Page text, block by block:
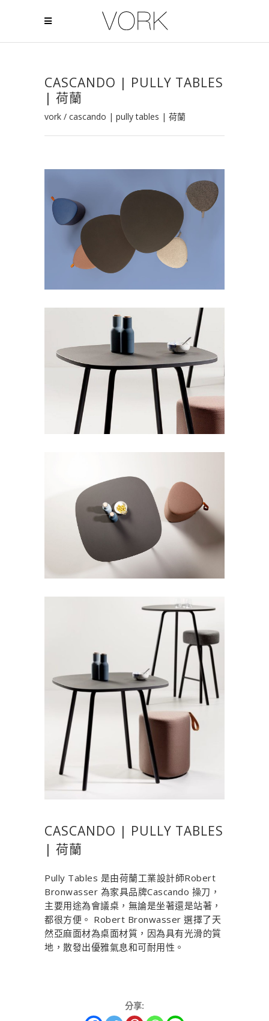
CASCANDO | PULLY TABLES
| 荷蘭
vork / cascando | pully tables | 荷蘭
CASCANDO | PULLY TABLES
| 荷蘭
Pully Tables 是由荷蘭工業設計師Robert
Bronwasser 為家具品牌Cascando 操刀，
主要用途為會議桌，無論是坐著還是站著，
都很方便。 Robert Bronwasser 選擇了天
然亞麻面材為桌面材質，因為具有光滑的質
地，散發出優雅氣息和可耐用性。
分享: